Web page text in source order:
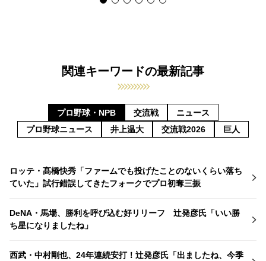
関連キーワードの最新記事
プロ野球・NPB 交流戦
ニュース
プロ野球ニュース
井上温大 交流戦2026 巨人
ロッテ・髙橋快秀「ファームでも投げたことのないくらい落ち
ていた」試行錯誤してきたフォークでプロ初奪三振
DeNA・馬場、勝利を呼び込む好リリーフ 辻発彦氏「いい勝
ち星になりましたね」
西武・中村剛也、24年連続安打！辻発彦氏「出ましたね、今季